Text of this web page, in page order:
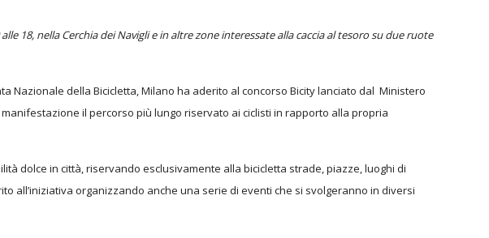
18, nella Cerchia dei Navigli e in altre zone interessate alla caccia al tesoro su due ruote
Nazionale della Bicicletta, Milano ha aderito al concorso Bicity lanciato dal Ministero
il percorso più lungo riservato ai ciclisti in rapporto alla propria
dolce in città, riservando esclusivamente alla bicicletta strade, piazze, luoghi di
all’iniziativa organizzando anche una serie di eventi che si svolgeranno in diversi